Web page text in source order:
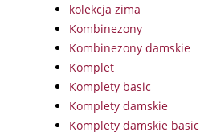
kolekcja zima
Kombinezony
Kombinezony damskie
Komplet
Komplety basic
Komplety damskie
Komplety damskie basic